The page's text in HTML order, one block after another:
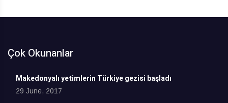
Çok Okunanlar
Makedonyalı yetimlerin Türkiye gezisi başladı
29 June, 2017